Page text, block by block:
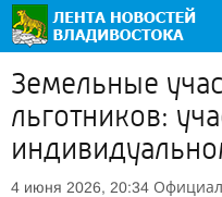
Земельные
льготников:
4 июня 2026, 20:34